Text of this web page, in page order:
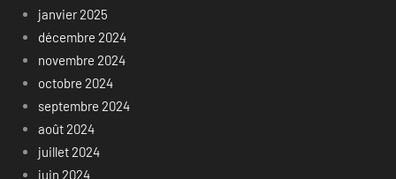
janvier 2025
décembre 2024
novembre 2024
octobre 2024
septembre 2024
août 2024
juillet 2024
juin 2024